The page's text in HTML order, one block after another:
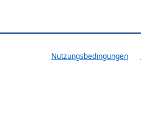
Nutzungsbedingungen